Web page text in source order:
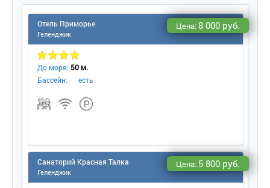
Отель Приморье
Геленджик
Цена:8 000 руб.
До моря: 50 м.
Бассейн:
есть
Санаторий Красная Талка
Геленджик
Цена: 5 800 руб.